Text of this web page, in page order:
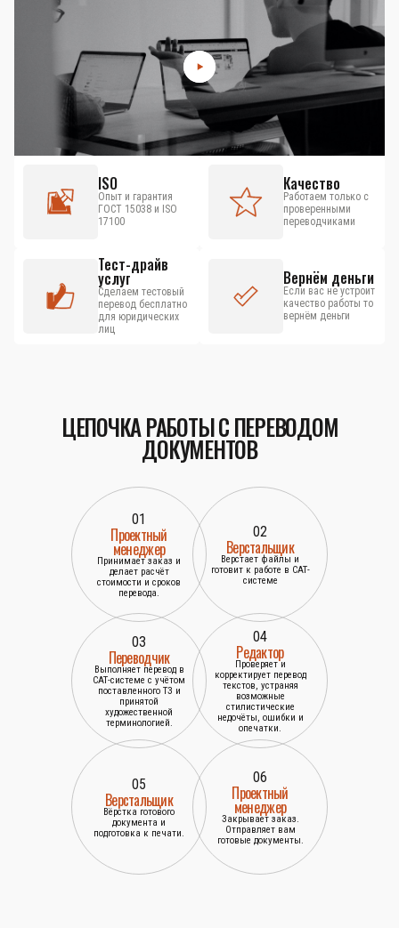
ISO
Опыт и гарантия
ГОСТ 15038 и ISO
17100
Качество
Работаем только с
проверенными
переводчиками
Тест-драйв
услуг
Сделаем тестовый
перевод бесплатно
для юридических
лиц
Вернём деньги
Если вас не устроит
качество работы то
вернём деньги
ЦЕПОЧКА РАБОТЫ С ПЕРЕВОДОМ
ДОКУМЕНТОВ
01
Проектный
менеджер
Принимает заказ и
делает расчёт
стоимости и сроков
перевода.
02
Верстальщик
Верстает файлы и
готовит к работе в САТ-
системе
03
Переводчик
Выполняет перевод в
САТ-системе с учётом
поставленного ТЗ и
принятой
художественной
терминологией.
04
Редактор
Проверяет и
корректирует перевод
текстов, устраняя
возможные
стилистические
недочёты, ошибки и
опечатки.
05
Верстальщик
Вёрстка готового
документа и
подготовка к печати.
06
Проектный
менеджер
Закрывает заказ.
Отправляет вам
готовые документы.